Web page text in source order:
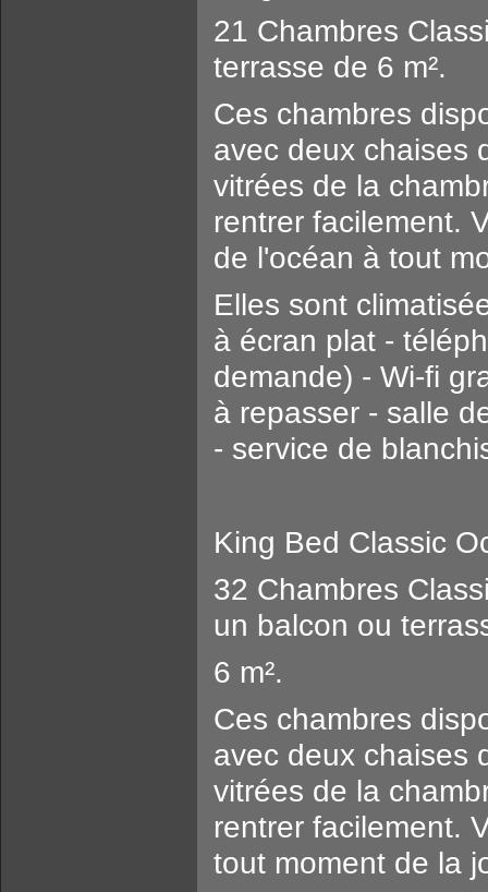
21 Chambres
terrasse de 6 m².
Ces chambres
avec deux chaises
vitrées de la
rentrer facilement.
de l'océan à tout
Elles sont
à écran plat -
demande) - Wi-fi
à repasser - salle
- service de
King Bed Classic
32 Chambres
un balcon ou
6 m².
Ces chambres
avec deux chaises
vitrées de la
rentrer facilement.
tout moment de la